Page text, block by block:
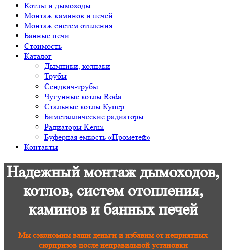
Котлы и дымоходы
Монтаж каминов и печей
Монтаж систем отпления
Банные печи
Стоимость
Каталог
Дымники, колпаки
Трубы
Сендвич-трубы
Чугунные котлы Roda
Стальные котлы Купер
Биметаллические радиаторы
Радиаторы Kermi
Буферная емкость «Прометей»
Контакты
Надежный монтаж дымоходов,
котлов, систем отопления,
каминов и банных печей
Мы сэкономим ваши деньги и избавим от неприятных
сюрпризов после неправильной установки